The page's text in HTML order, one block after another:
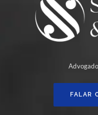
FALAR